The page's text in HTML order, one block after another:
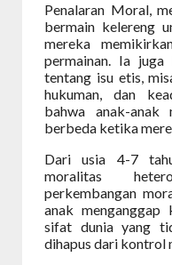
Penalaran Moral,
bermain kelereng
mereka
permainan. Ia juga
tentang isu etis,
hukuman, dan
bahwa anak-anak
berbeda ketika
Dari usia 4-7
moralitas
perkembangan
anak menganggap
sifat dunia yang
dihapus dari kontrol